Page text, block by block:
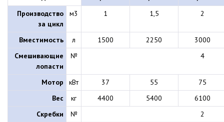
Производство
за цикл
м3 1 1,5 2
Вместимость л 1500 2250
3000
Смешивающие
лопасти
№ 4
Мотор кВт 37 55
75
Вес
кг 4400 5400
6100
Скребки
№
2